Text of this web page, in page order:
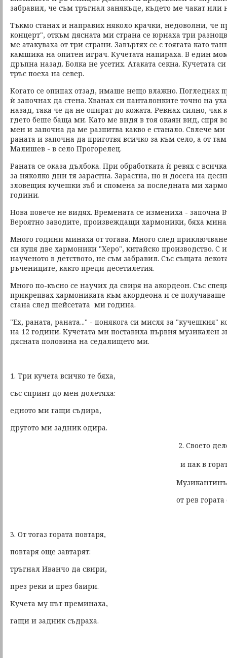
забравил, че съм тръгнал занякъде, където ме чакат или
Тъкмо станах и направих няколо крачки, недоволни, че
концерт", откъм дясната ми страна се юрнаха три
ме атакуваха от три страни. Завъртях се с тоягата като
камшика на опитен играч. Кучетата напираха. В един
дръпна назад. Болка не усетих. Атаката секна. Кучетата
тръс поеха на север.
Когато се опипах отзад, имаше нещо влажно. Погледнах
ѝ започнах да стена. Хванах си панталонките точно на
назад, така че да не опират до кожата. Ревнах силно, чак
гдето беше баща ми. Като ме видя в тоя окаян вид, спря
мен и започна да ме разпитва какво е станало. Свлече
раната и започна да приготвя всичко за към село, а от
Малишев - в село Прогорелец.
Раната се оказа дълбока. При обработката ѝ ревях с
за няколко дни тя зарастна. Зарастна, но и досега на
зловещия кучешки зъб и спомена за последната ми
години.
Нова повече не видях. Времената се измениха - започна
Вероятно заводите, произвеждащи хармоники, бяха
Много години минаха от тогава. Много след
си купя две хармоники "Херо", китайско производство. С
наученото в детството, не съм забравил. Със същата
ръчениците, както преди десетилетия.
Много по-късно се научих да свиря на акордеон. Със
прикрепвах хармониката към акордеона и се
стана след шейсетата ми година.
"Ех, раната, раната..." - понякога си мисля за "кучешкия"
на 12 години. Кучетата ми поставиха първия музикален
дясната половина на седалището ми.
1. Три кучета всичко те бяха,
със спринт до мен долетяха:
едното ми гащи съдира,
другото ми задник одира.
2. Своето
и пак в гората се
Музикантинът наши
от рев гората
3. От тогаз гората повтаря,
повтаря още завтарят:
тръгнал Иванчо да свири,
през реки и през баири.
Кучета му път преминаха,
гащи и задник съдраха.